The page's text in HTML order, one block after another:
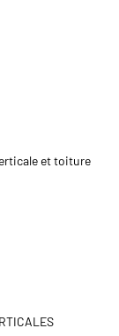
et toiture